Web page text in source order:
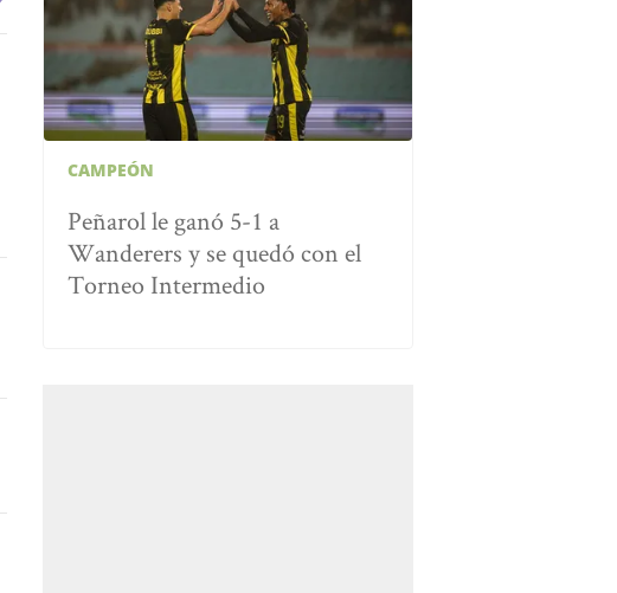
CAMPEÓN
Peñarol le ganó 5-1 a
Wanderers y se quedó con el
Torneo Intermedio